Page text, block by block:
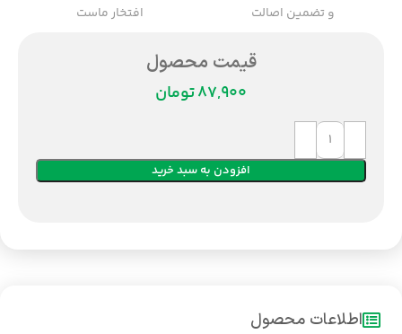
و تضمین اصالت افتخار ماست
قیمت محصول
تومان
افزودن به سبد خرید
اطلاعات محصول